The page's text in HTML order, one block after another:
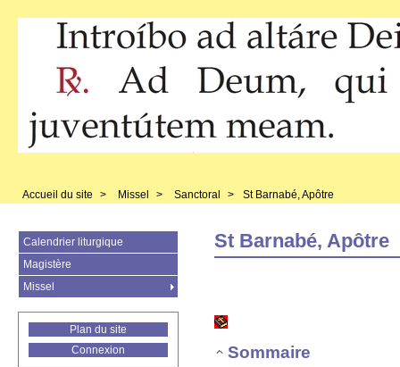
Accueil du site > Missel > Sanctoral > St Barnabé, Apôtre
St Barnabé, Apôtre
Sommaire
Calendrier liturgique
Magistère
Missel
Plan du site
Connexion